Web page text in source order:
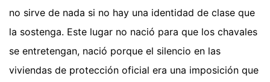
no sirve de nada si no hay una identidad de clase que
la sostenga. Este lugar no nació para que los chavales
se entretengan, nació porque el silencio en las
viviendas de protección oficial era una imposición que